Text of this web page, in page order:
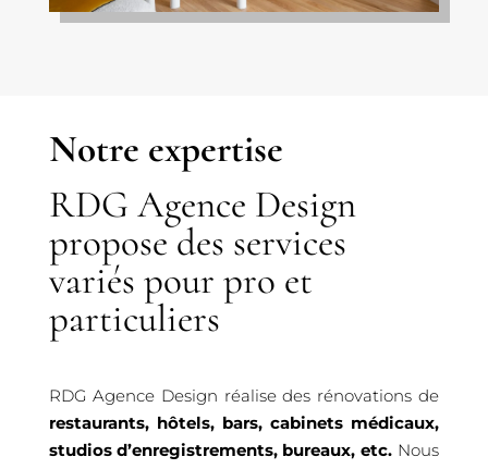
Notre expertise
RDG Agence Design
propose des services
variés pour pro et
particuliers
RDG Agence Design réalise des rénovations de
restaurants, hôtels, bars, cabinets médicaux,
studios d’enregistrements, bureaux, etc.Nous